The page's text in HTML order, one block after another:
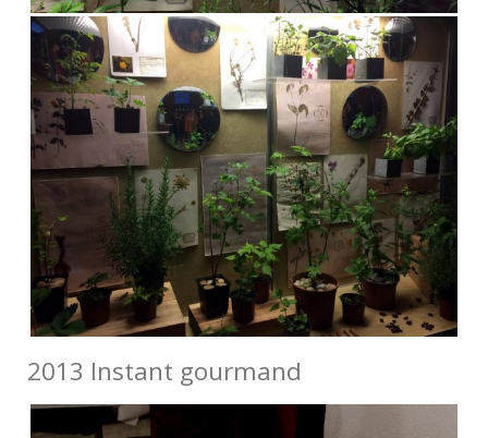
2013 Instant gourmand